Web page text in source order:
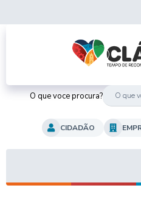
O que voce procura?
CIDADÃO